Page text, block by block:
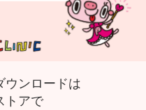
ウンロードは
トアで